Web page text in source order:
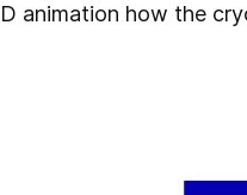
animation how the